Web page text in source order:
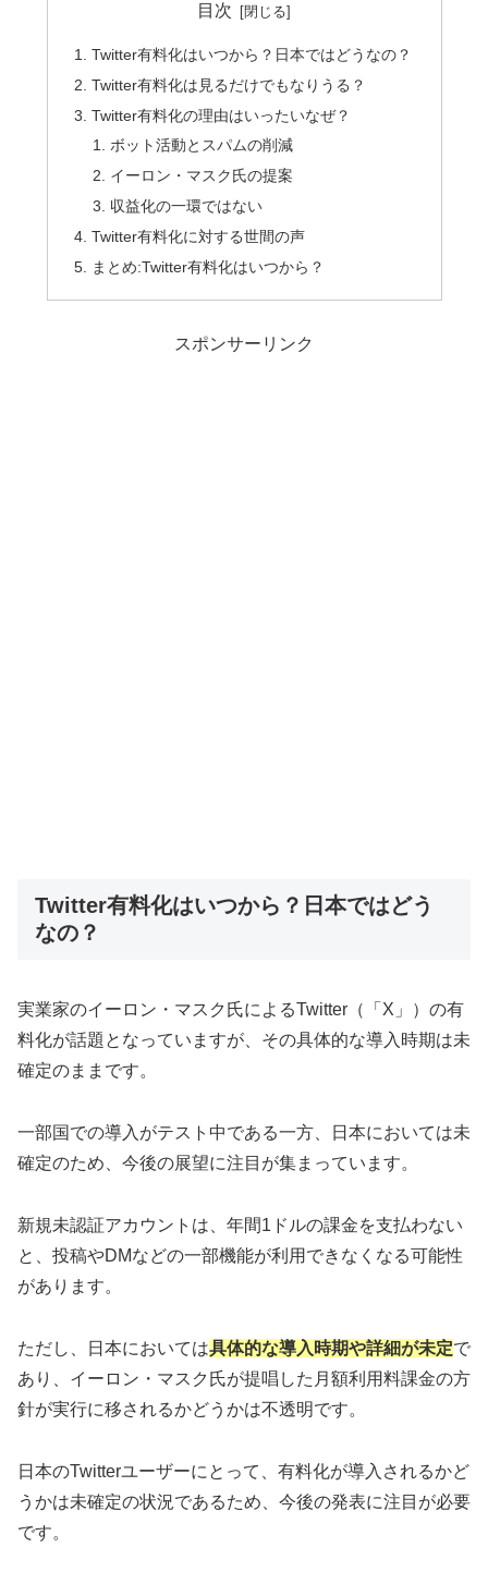
目次
Twitter有料化はいつから？日本ではどうなの？
Twitter有料化は見るだけでもなりうる？
Twitter有料化の理由はいったいなぜ？
ボット活動とスパムの削減
イーロン・マスク氏の提案
収益化の一環ではない
Twitter有料化に対する世間の声
まとめ:Twitter有料化はいつから？
スポンサーリンク
Twitter有料化はいつから？日本ではどう
なの？
実業家のイーロン・マスク氏によるTwitter（「X」）の有
料化が話題となっていますが、その具体的な導入時期は未
確定のままです。
一部国での導入がテスト中である一方、日本においては未
確定のため、今後の展望に注目が集まっています。
新規未認証アカウントは、年間1ドルの課金を支払わない
と、投稿やDMなどの一部機能が利用できなくなる可能性
があります。
ただし、日本においては具体的な導入時期や詳細が未定で
あり、イーロン・マスク氏が提唱した月額利用料課金の方
針が実行に移されるかどうかは不透明です。
日本のTwitterユーザーにとって、有料化が導入されるかど
うかは未確定の状況であるため、今後の発表に注目が必要
です。